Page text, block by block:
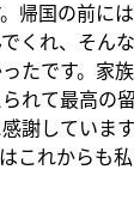
帰国の前に
くれ、そん
たです。家
れて最高の
謝していま
これからも